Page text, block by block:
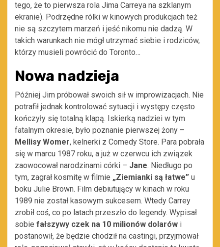
tego, że to pierwsza rola Jima Carreya na szklanym
ekranie). Podrzędne rólki w kinowych produkcjach też
nie są szczytem marzeń i jeść nikomu nie dadzą. W
takich warunkach nie mógł utrzymać siebie i rodziców,
którzy musieli powrócić do Toronto…
Nowa nadzieja
Później Jim próbował swoich sił w improwizacjach. Nie
potrafił jednak kontrolować sytuacji i występy często
kończyły się totalną klapą. Iskierką nadziei w tym
fatalnym okresie, było poznanie pierwszej żony –
Mellisy Womer, kelnerki z Comedy Store. Para pobrała
się w marcu 1987 roku, a już w czerwcu ich związek
zaowocował narodzinami córki – Jane. Niedługo po
tym, zagrał kosmitę w filmie „Ziemianki są łatwe” u
boku Julie Brown. Film debiutujący w kinach w roku
1989 nie został kasowym sukcesem. Wtedy Carrey
zrobił coś, co po latach przeszło do legendy. Wypisał
sobie fałszywy czek na 10 milionów dolarów i
postanowił, że będzie chodził na castingi, przyjmował